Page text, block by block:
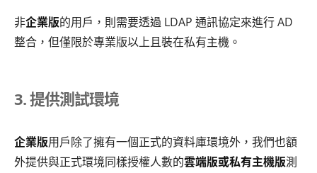
非企業版的用戶，則需要透過 LDAP 通訊協定來進行 AD
整合，但僅限於專業版以上且裝在私有主機。
3. 提供測試環境
企業版用戶除了擁有一個正式的資料庫環境外，我們也額
外提供與正式環境同樣授權人數的雲端版或私有主機版測